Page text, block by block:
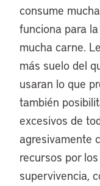
consume
funciona para
mucha carne.
más suelo del
usaran lo que
también
excesivos de
agresivamente
recursos por
supervivencia,